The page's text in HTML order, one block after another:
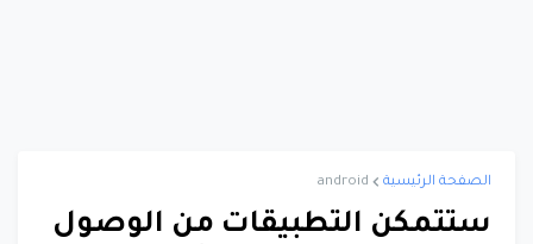
الصفحة الرئيسية android
ستتمكن التطبيقات من الوصول